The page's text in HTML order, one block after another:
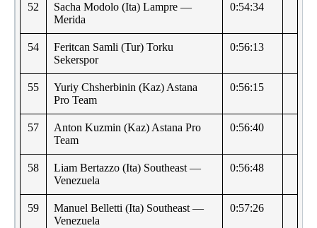
52
Sacha Modolo (Ita) Lampre —
Merida
0:54:34
54
Feritcan Samli (Tur) Torku
Sekerspor
0:56:13
55
Yuriy Chsherbinin (Kaz) Astana
Pro Team
0:56:15
57
Anton Kuzmin (Kaz) Astana Pro
Team
0:56:40
58
Liam Bertazzo (Ita) Southeast —
Venezuela
0:56:48
59
Manuel Belletti (Ita) Southeast —
Venezuela
0:57:26